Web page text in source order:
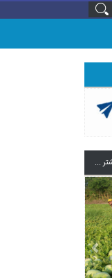
...
Previous